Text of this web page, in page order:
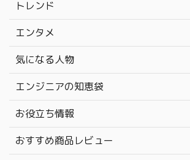
トレンド
エンタメ
気になる人物
エンジニアの知恵袋
お役立ち情報
おすすめ商品レビュー